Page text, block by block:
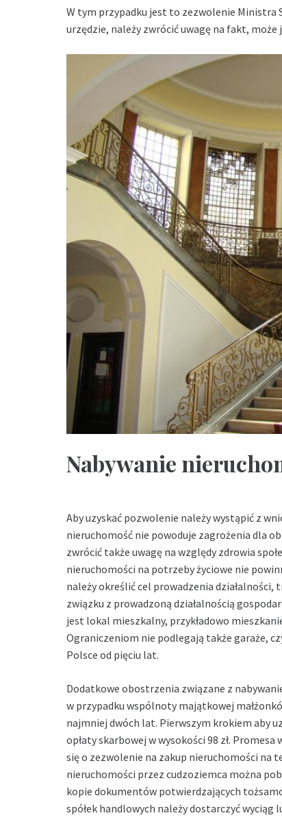
W tym przypadku jest to zezwolenie Ministra
urzędzie, należy zwrócić uwagę na fakt,
Nabywanie
Aby uzyskać pozwolenie należy wystąpić z
nieruchomość nie powoduje zagrożenia dla
zwrócić także uwagę na względy zdrowia
nieruchomości na potrzeby życiowe nie
należy określić cel prowadzenia działalności,
związku z prowadzoną działalnością
jest lokal mieszkalny, przykładowo
Ograniczeniom nie podlegają także garaże,
Polsce od pięciu lat.
Dodatkowe obostrzenia związane z
w przypadku wspólnoty majątkowej
najmniej dwóch lat. Pierwszym krokiem aby
opłaty skarbowej w wysokości 98 zł.
się o zezwolenie na zakup nieruchomości na
nieruchomości przez cudzoziemca można
kopie dokumentów potwierdzających
spółek handlowych należy dostarczyć wyciąg